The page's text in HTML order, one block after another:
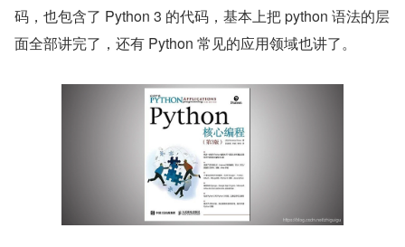
码，也包含了 Python 3 的代码，基本上把 python 语法的层
面全部讲完了，还有 Python 常见的应用领域也讲了。